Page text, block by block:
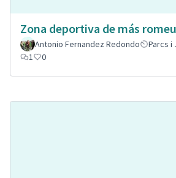
Zona deportiva de más romeu
Antonio Fernandez Redondo
Parcs i
1
0